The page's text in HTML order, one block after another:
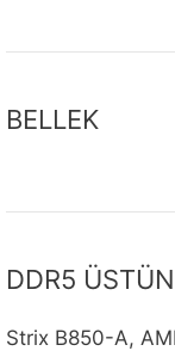
BELLEK
DDR5
Strix B850-A,